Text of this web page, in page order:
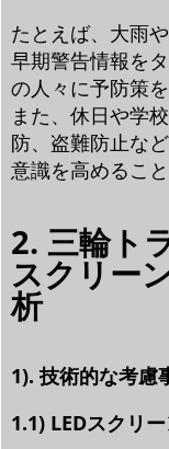
たとえば、大雨
早期警告情報を
の人々に予防策
また、休日や学
防、盗難防止な
意識を高めること
2. 三輪ト
スクリー
析
1). 技術的な考慮
1.1) LEDスクリ